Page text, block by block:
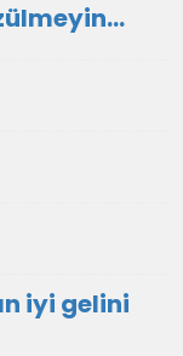
iyi gelini